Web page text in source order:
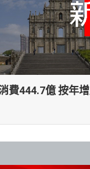
費444.7億 按年